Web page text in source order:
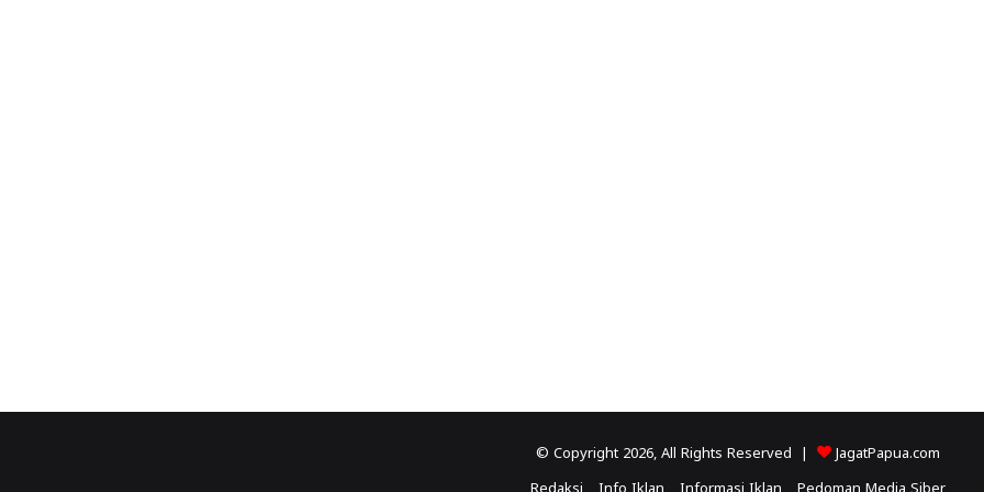
© Copyright 2026, All Rights Reserved | JagatPapua.com
Redaksi Info Iklan Informasi Iklan Pedoman Media Siber